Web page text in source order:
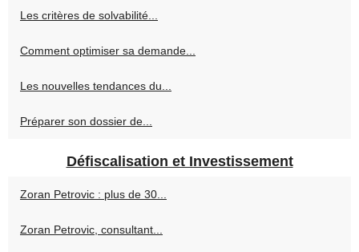
Les critères de solvabilité...
Comment optimiser sa demande...
Les nouvelles tendances du...
Préparer son dossier de...
Défiscalisation et Investissement
Zoran Petrovic : plus de 30...
Zoran Petrovic, consultant...